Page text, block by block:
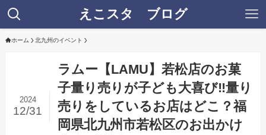
えこスタ ブログ
ホーム 北九州のイベント
ラムー【LAMU】若松店のお菓
子量り売りが子ども大喜び‼量り
売りをしているお店はどこ？福
岡県北九州市若松区のお出かけ
2024
12/31